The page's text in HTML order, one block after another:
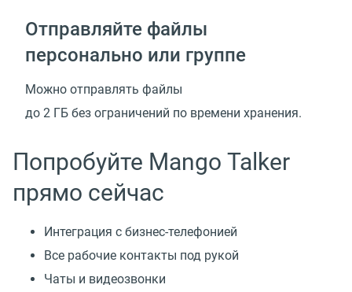
Отправляйте файлы
персонально или группе
Можно отправлять файлы
до 2 ГБ без ограничений по времени хранения.
Попробуйте Mango Talker
прямо сейчас
Интеграция с бизнес-телефонией
Все рабочие контакты под рукой
Чаты и видеозвонки